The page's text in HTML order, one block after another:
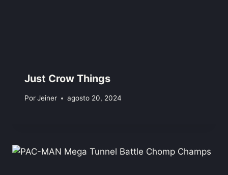
Just Crow Things
PorJeiner agosto 20, 2024